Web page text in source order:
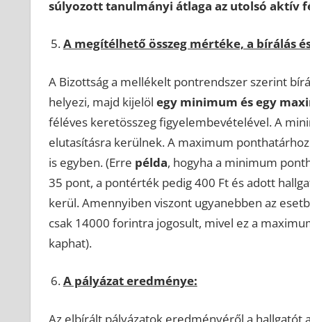
súlyozott tanulmányi átlaga az utolsó aktív
A megítélhető összeg mértéke, a bírálás
A Bizottság a mellékelt pontrendszer szerint
helyezi, majd kijelöl egy minimum és egy
féléves keretösszeg figyelembevételével. A
elutasításra kerülnek. A maximum
is egyben. (Erre példa, hogyha a minimum
35 pont, a pontérték pedig 400 Ft és adott
kerül. Amennyiben viszont ugyanebben az
csak 14000 forintra jogosult, mivel ez a
kaphat).
A pályázat eredménye:
Az elbírált pályázatok eredményéről a hallgatót